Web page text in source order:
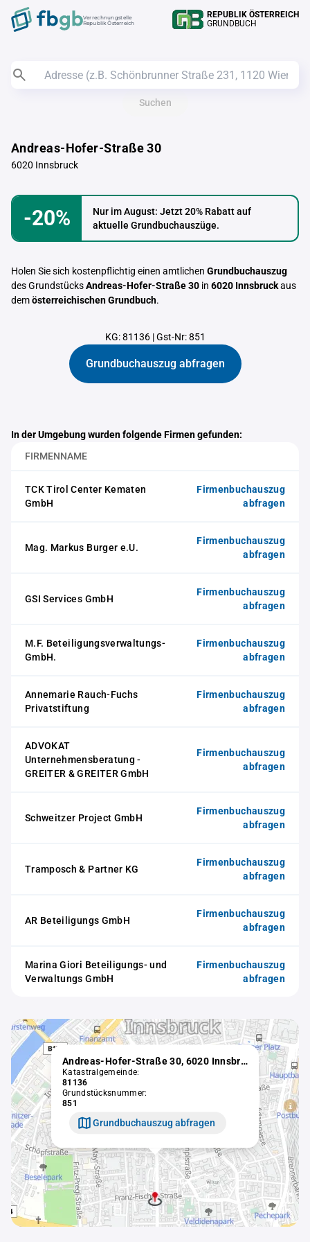
Verrechnungstelle
Republik Österreich
REPUBLIK ÖSTERREICH
GRUNDBUCH
Suchen
Andreas-Hofer-Straße 30
6020 Innsbruck
-20%
Nur im August: Jetzt 20% Rabatt auf
aktuelle Grundbuchauszüge.
Holen Sie sich kostenpflichtig einen amtlichen Grundbuchauszug
des GrundstücksAndreas-Hofer-Straße 30 in 6020 Innsbruckaus
demösterreichischen Grundbuch.
KG: 81136|Gst-Nr: 851
Grundbuchauszug abfragen
In der Umgebung wurden folgende Firmen gefunden:
FIRMENNAME
TCK Tirol Center Kematen
GmbH
Firmenbuchauszug
abfragen
Mag. Markus Burger e.U.
Firmenbuchauszug
abfragen
GSI Services GmbH
Firmenbuchauszug
abfragen
M.F. Beteiligungsverwaltungs-
GmbH.
Firmenbuchauszug
abfragen
Annemarie Rauch-Fuchs
Privatstiftung
Firmenbuchauszug
abfragen
ADVOKAT
Unternehmensberatung -
GREITER & GREITER GmbH
Firmenbuchauszug
abfragen
Schweitzer Project GmbH
Firmenbuchauszug
abfragen
Tramposch & Partner KG
Firmenbuchauszug
abfragen
AR Beteiligungs GmbH
Firmenbuchauszug
abfragen
Marina Giori Beteiligungs- und
Verwaltungs GmbH
Firmenbuchauszug
abfragen
Andreas-Hofer-Straße 30, 6020 Innsbruck
Katastralgemeinde:
81136
Grundstücksnummer:
851
Grundbuchauszug abfragen